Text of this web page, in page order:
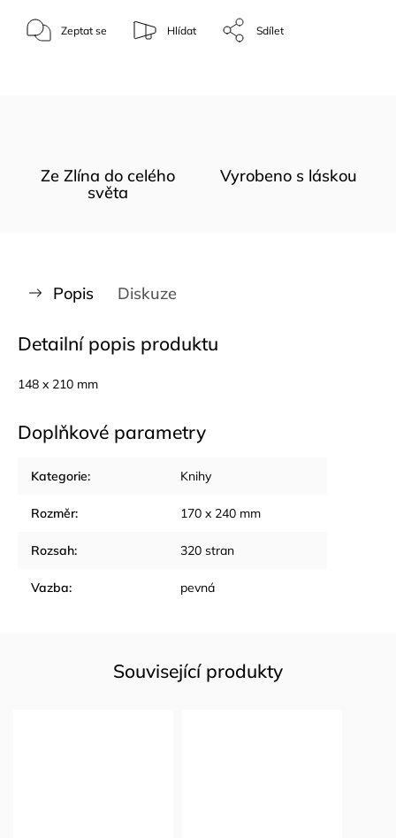
Zeptat se Hlídat Sdílet
Ze Zlína do celého
světa
Vyrobeno s láskou
Popis Diskuze
Detailní popis produktu
148 x 210 mm
Doplňkové parametry
Kategorie: Knihy
Rozměr: 170 x 240 mm
Rozsah: 320 stran
Vazba: pevná
Související produkty